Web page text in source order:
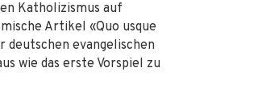
Katholizismus auf
Artikel «Quo usque
evangelischen
wie das erste Vorspiel zu